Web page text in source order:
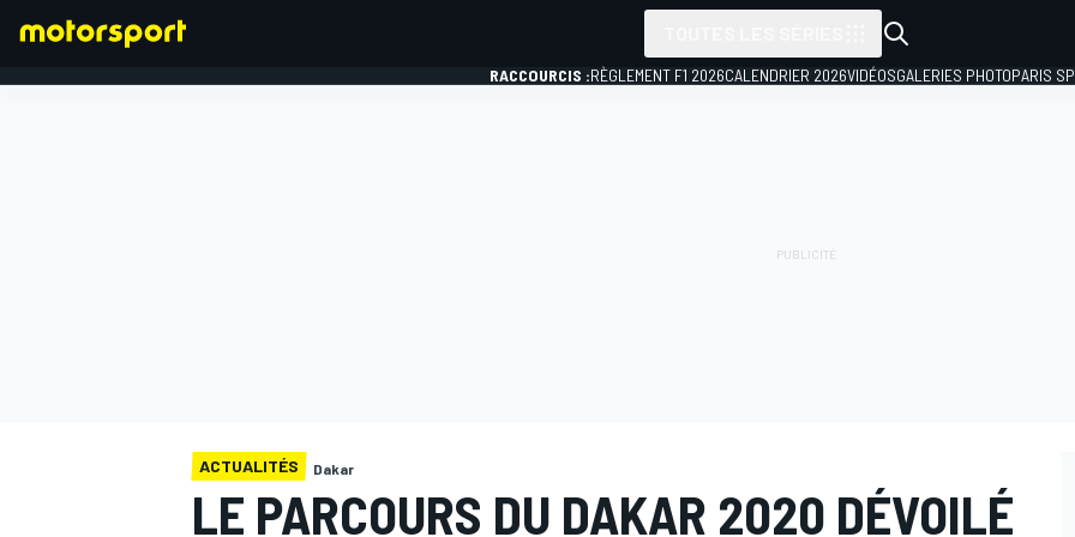
RACCOURCIS :RÈGLEMENT F1 2026CALENDRIER 2026VIDÉOSGALERIES PHOTOPARIS
ACTUALITÉS Dakar
LE PARCOURS DU DAKAR 2020 DÉVOILÉ